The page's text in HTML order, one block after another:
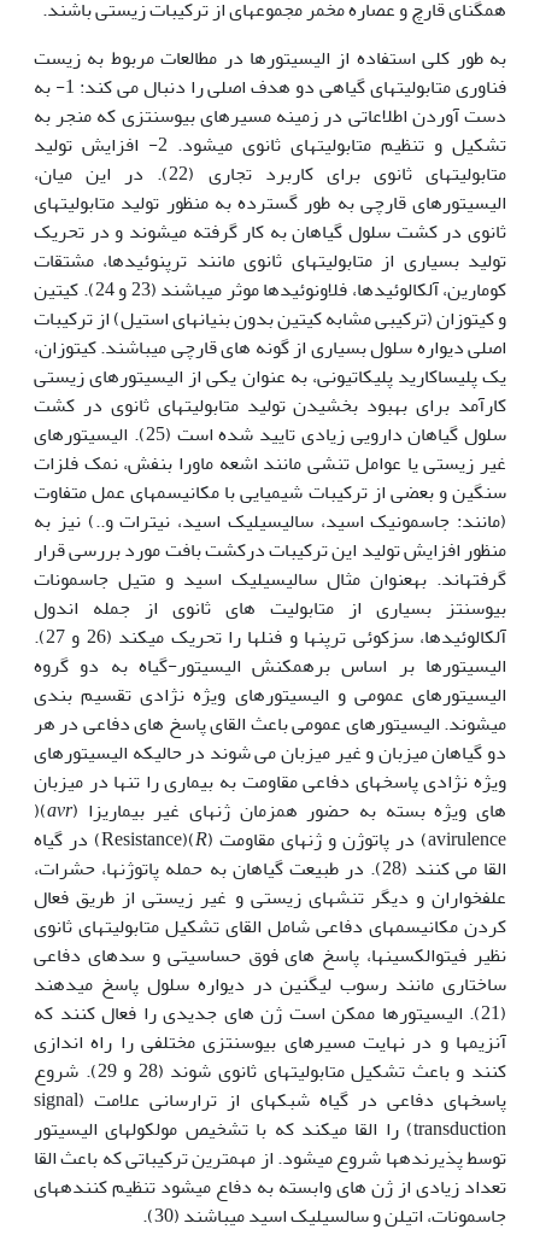
همگنای قارچ و عصاره مخمر مجموعه‎ای از ترکیبات زیستی باشند.
به طور کلی استفاده از الیسیتورها در مطالعات مربوط به زیست
فناوری متابولیت‎های گیاهی دو هدف اصلی را دنبال می کند: 1- به
دست آوردن اطلاعاتی در زمینه مسیرهای بیوسنتزی که منجر به
تشکیل و تنظیم متابولیت‎های ثانوی می‎شود. 2- افزایش تولید
متابولیت‎های ثانوی برای کاربرد تجاری (22). در این میان،
الیسیتورهای قارچی به طور گسترده به منظور تولید متابولیت‎های
ثانوی در کشت سلول گیاهان به کار گرفته می‎شوند و در تحریک
تولید بسیاری از متابولیت‎های ثانوی مانند ترپنوئیدها، مشتقات
کومارین، آلکالوئیدها، فلاونوئیدها موثر می‎باشند (23 و 24). کیتین
و کیتوزان (ترکیبی مشابه کیتین بدون بنیان‎های استیل) از ترکیبات
اصلی دیواره سلول بسیاری از گونه های قارچی می‎باشند. کیتوزان،
یک پلی‎ساکارید پلی‎کاتیونی، به عنوان یکی از الیسیتورهای زیستی
کارآمد برای بهبود بخشیدن تولید متابولیتهای ثانوی در کشت
سلول گیاهان دارویی زیادی تایید شده است (25). الیسیتورهای
غیر زیستی یا عوامل تنشی مانند اشعه ماورا بنفش، نمک فلزات
سنگین و بعضی از ترکیبات شیمیایی با مکانیسم‎های عمل متفاوت
(مانند: جاسمونیک اسید، سالیسیلیک اسید، نیترات و..) نیز به
منظور افزایش تولید این ترکیبات درکشت بافت مورد بررسی قرار
گرفته‎اند. به‎عنوان مثال سالیسیلیک اسید و متیل جاسمونات
بیوسنتز بسیاری از متابولیت های ثانوی از جمله اندول
آلکالوئیدها، سزکوئی ترپن‎ها و فنل‎ها را تحریک می‎کند (26 و 27).
الیسیتورها بر اساس برهم‎کنش الیسیتور-گیاه به دو گروه
الیسیتورهای عمومی و الیسیتورهای ویژه نژادی تقسیم بندی
می‎شوند. الیسیتورهای عمومی باعث القای پاسخ های دفاعی در هر
دو گیاهان میزبان و غیر میزبان می شوند در حالی‎که الیسیتورهای
ویژه نژادی پاسخ‎های دفاعی مقاومت به بیماری را تنها در میزبان
های ویژه بسته به حضور هم‎زمان ژن‎های غیر بیماری­زا (
avr
)(
avirulence) در پاتوژن و ژنهای مقاومت (
R
)(Resistance) در گیاه
القا می کنند (28). در طبیعت گیاهان به حمله پاتوژن‎ها، حشرات،
علفخواران و دیگر تنش‎های زیستی و غیر زیستی از طریق فعال
کردن مکانیسم‎های دفاعی شامل القای تشکیل متابولیت‎های ثانوی
نظیر فیتوالکسین‎ها، پاسخ های فوق حساسیتی و سدهای دفاعی
ساختاری مانند رسوب لیگنین در دیواره سلول پاسخ می‎دهند
(21). الیسیتورها ممکن است ژن های جدیدی را فعال کنند که
آنزیم‎ها و در نهایت مسیرهای بیوسنتزی مختلفی را راه اندازی
کنند و باعث تشکیل متابولیت‎های ثانوی شوند (28 و 29). شروع
پاسخ­های دفاعی در گیاه شبکه‎ای از ترارسانی علامت (signal
transduction) را القا می‎کند که با تشخیص مولکول‎های الیسیتور
توسط پذیرنده‎ها شروع می‎شود. از مهم‎ترین ترکیباتی که باعث القا
تعداد زیادی از ژن های وابسته به دفاع می‎شود تنظیم کننده‎های
جاسمونات، اتیلن و سالسیلیک اسید می‎باشند (30).